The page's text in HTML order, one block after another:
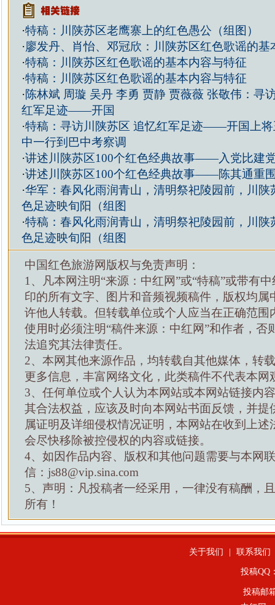
·特稿：川陕苏区老鹰寨上的红色愚公（组图）
·廖发丹、肖怡、邓冠欣：川陕苏区红色歌谣的基
·特稿：川陕苏区红色歌谣的基本内容与特征
·特稿：川陕苏区红色歌谣的基本内容与特征
·陈林斌 周璇 吴丹 李勇 贾静 贾薇薇 张敬伟：寻
红军足迹——开国
·特稿：寻访川陕苏区 追忆红军足迹——开国上将
中一行到巴中考察调
·讲述川陕苏区100个红色经典故事——入党比建
·讲述川陕苏区100个红色经典故事——陈其通重
·华军：春风化雨润青山，清明祭祀陵园前，川陕
色足迹映旬阳（组图
·特稿：春风化雨润青山，清明祭祀陵园前，川陕
色足迹映旬阳（组图
中国红色旅游网版权与免责声明：
1、凡本网注明“来源：中红网”或“特稿”或带有
印的所有文字、图片和音频视频稿件，版权均属
许他人转载。但转载单位或个人应当在正确范围
使用时必须注明“稿件来源：中红网”和作者，否
法追究其法律责任。
2、本网其他来源作品，均转载自其他媒体，转
更多信息，丰富网络文化，此类稿件不代表本网
3、任何单位或个人认为本网站或本网站链接内
其合法权益，应该及时向本网站书面反馈，并提
属证明及详细侵权情况证明，本网站在收到上述
会尽快移除被控侵权的内容或链接。
4、如因作品内容、版权和其他问题需要与本网
信：js88@vip.sina.com
5、声明：凡投稿者一经采用，一律没有稿酬，
所有！
关于我们 联系我们
投稿QQ
投稿邮